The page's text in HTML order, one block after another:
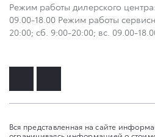
Режим работы дилерского
09.00-18.00 Режим работы
20:00; сб. 9:00-20:00; вс. 09.00-
Вся представленная на сайте